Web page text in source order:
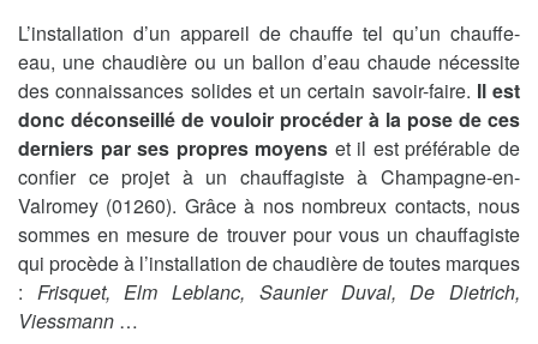
L’installation d’un appareil de chauffe tel qu’un chauffe-
eau, une chaudière ou un ballon d’eau chaude nécessite
des connaissances solides et un certain savoir-faire. Il est
donc déconseillé de vouloir procéder à la pose de ces
derniers par ses propres moyens et il est préférable de
confier ce projet à un chauffagiste à Champagne-en-
Valromey (01260). Grâce à nos nombreux contacts, nous
sommes en mesure de trouver pour vous un chauffagiste
qui procède à l’installation de chaudière de toutes marques
: Frisquet, Elm Leblanc, Saunier Duval, De Dietrich,
Viessmann …